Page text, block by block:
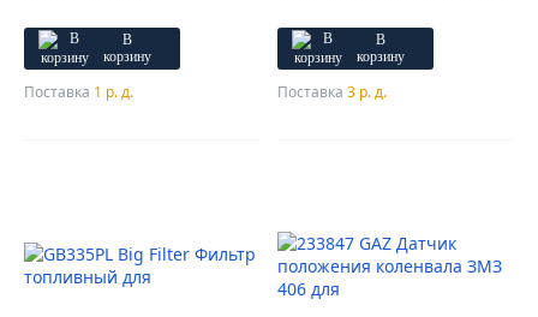
В
корзину
Поставка 1 р. д.
В
корзину
Поставка 3 р. д.